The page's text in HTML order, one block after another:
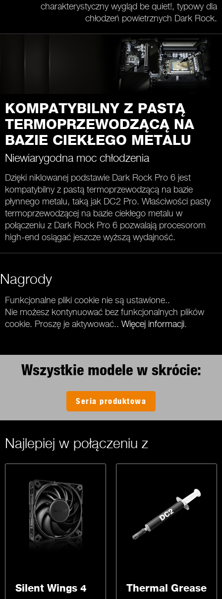
charakterystyczny wygląd be quiet!, typowy dla
chłodzeń powietrznych Dark Rock.
KOMPATYBILNY Z PASTĄ
TERMOPRZEWODZĄCĄ NA
BAZIE CIEKŁEGO METALU
Niewiarygodna moc chłodzenia
Dzięki niklowanej podstawie Dark Rock Pro 6 jest
kompatybilny z pastą termoprzewodzącą na bazie
płynnego metalu, taką jak DC2 Pro. Właściwości pasty
termoprzewodzącej na bazie ciekłego metalu w
połączeniu z Dark Rock Pro 6 pozwalają procesorom
high-end osiągać jeszcze wyższą wydajność.
Nagrody
Funkcjonalne pliki cookie nie są ustawione..
Nie możesz kontynuować bez funkcjonalnych plików
cookie. Proszę je aktywować.. Więcej informacji.
Wszystkie modele w skrócie:
Seria produktowa
Najlepiej w połączeniu z
Silent Wings 4 Thermal Grease